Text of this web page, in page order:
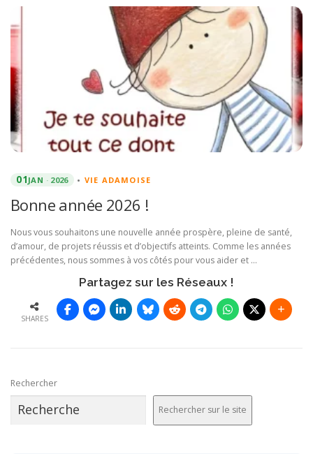
01 JAN 2026 • VIE ADAMOISE
Bonne année 2026 !
Nous vous souhaitons une nouvelle année prospère, pleine de santé,
d’amour, de projets réussis et d’objectifs atteints. Comme les années
précédentes, nous sommes à vos côtés pour vous aider et …
Partagez sur les Réseaux !
SHARES
Rechercher
Rechercher sur le site